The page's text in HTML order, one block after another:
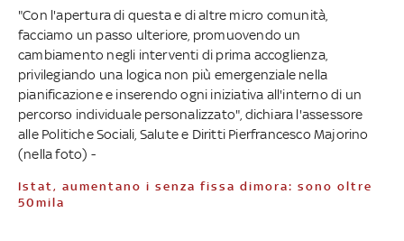
"Con l'apertura di questa e di altre micro comunità,
facciamo un passo ulteriore, promuovendo un
cambiamento negli interventi di prima accoglienza,
privilegiando una logica non più emergenziale nella
pianificazione e inserendo ogni iniziativa all'interno di un
percorso individuale personalizzato", dichiara l'assessore
alle Politiche Sociali, Salute e Diritti Pierfrancesco Majorino
(nella foto) -
Istat, aumentano i senza fissa dimora: sono oltre
50mila